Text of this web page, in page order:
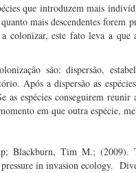
que introduzem mais
mais descendentes forem
colonizar, este fato leva a que
são: dispersão,
Após a dispersão as
as espécies conseguirem
em que outra espécie,
Blackburn, Tim M.;
pressure in invasion ecology.